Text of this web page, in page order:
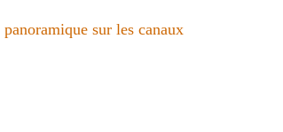
sur les canaux